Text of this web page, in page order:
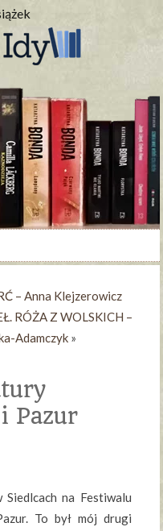
– Anna Klejzerowicz
RÓŻA Z WOLSKICH –
Adamczyk »
Pazur
Siedlcach na Festiwalu
To był mój drugi